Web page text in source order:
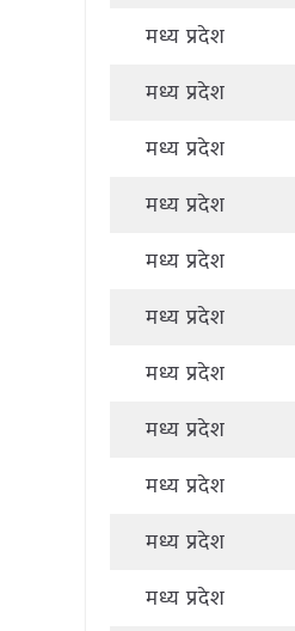
मध्य प्रदेश
मध्य प्रदेश
मध्य प्रदेश
मध्य प्रदेश
मध्य प्रदेश
मध्य प्रदेश
मध्य प्रदेश
मध्य प्रदेश
मध्य प्रदेश
मध्य प्रदेश
मध्य प्रदेश